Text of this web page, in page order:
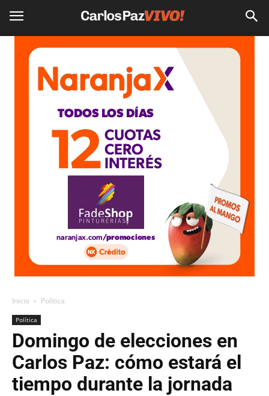
Inicio Política
Política
Domingo de elecciones en
Carlos Paz: cómo estará el
tiempo durante la jornada